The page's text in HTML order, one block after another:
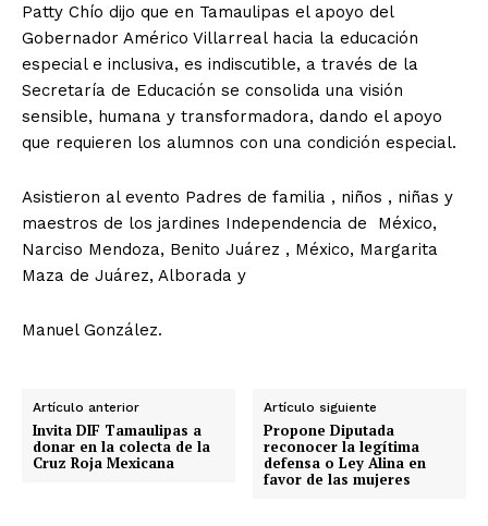
Patty Chío dijo que en Tamaulipas el apoyo del
Gobernador Américo Villarreal hacia la educación
especial e inclusiva, es indiscutible, a través de la
Secretaría de Educación se consolida una visión
sensible, humana y transformadora, dando el apoyo
que requieren los alumnos con una condición especial.
Asistieron al evento Padres de familia , niños , niñas y
maestros de los jardines Independencia de México,
Narciso Mendoza, Benito Juárez , México, Margarita
Maza de Juárez, Alborada y
Manuel González.
Artículo anterior
Invita DIF Tamaulipas a
donar en la colecta de la
Cruz Roja Mexicana
Artículo siguiente
Propone Diputada
reconocer la legítima
defensa o Ley Alina en
favor de las mujeres